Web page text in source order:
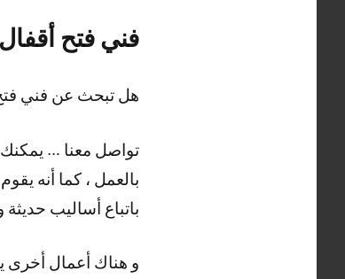
فني فتح
هل تبحث عن فني فتح
تواصل معنا … يمكنك
بالعمل ، كما أنه
باتباع أساليب
و هناك أعمال أخرى